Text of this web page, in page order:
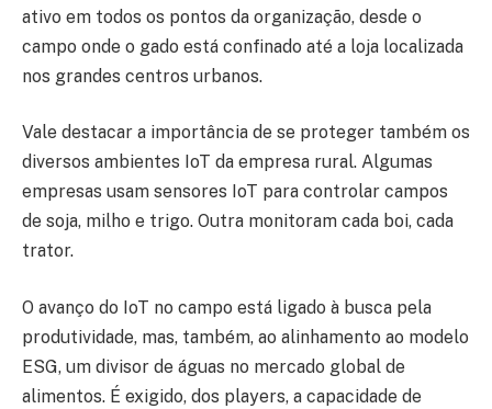
ativo em todos os pontos da organização, desde o
campo onde o gado está confinado até a loja localizada
nos grandes centros urbanos.
Vale destacar a importância de se proteger também os
diversos ambientes IoT da empresa rural. Algumas
empresas usam sensores IoT para controlar campos
de soja, milho e trigo. Outra monitoram cada boi, cada
trator.
O avanço do IoT no campo está ligado à busca pela
produtividade, mas, também, ao alinhamento ao modelo
ESG, um divisor de águas no mercado global de
alimentos. É exigido, dos players, a capacidade de